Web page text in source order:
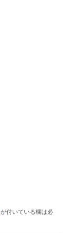
が付いている欄は必